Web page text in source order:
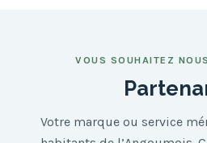
VOUS SOUHAITEZ
Votre marque ou service